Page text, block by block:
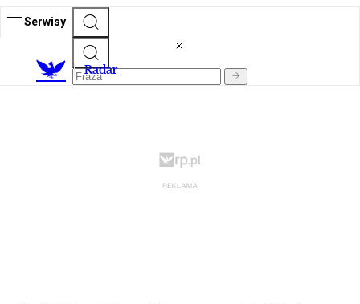
Serwisy
Radar